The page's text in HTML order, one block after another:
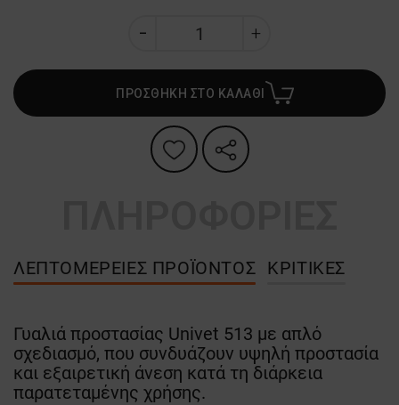
ΠΡΟΣΘΗΚΗ ΣΤΟ ΚΑΛΑΘΙ
ΛΕΠΤΟΜΈΡΕΙΕΣ ΠΡΟΪΌΝΤΟΣ ΚΡΙΤΙΚΈΣ
Γυαλιά προστασίας Univet 513 με απλό
σχεδιασμό, που συνδυάζουν υψηλή προστασία
και εξαιρετική άνεση κατά τη διάρκεια
παρατεταμένης χρήσης.